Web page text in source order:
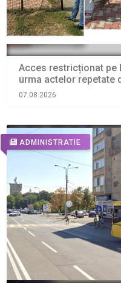
Acces restricționat pe
urma actelor repetate
07.08.2026
ADMINISTRATIE